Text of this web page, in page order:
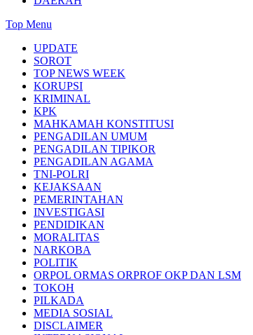
Top Menu
UPDATE
SOROT
TOP NEWS WEEK
KORUPSI
KRIMINAL
KPK
MAHKAMAH KONSTITUSI
PENGADILAN UMUM
PENGADILAN TIPIKOR
PENGADILAN AGAMA
TNI-POLRI
KEJAKSAAN
PEMERINTAHAN
INVESTIGASI
PENDIDIKAN
MORALITAS
NARKOBA
POLITIK
ORPOL ORMAS ORPROF OKP DAN LSM
TOKOH
PILKADA
MEDIA SOSIAL
DISCLAIMER